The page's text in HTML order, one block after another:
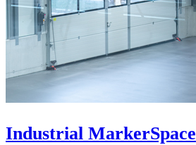
Industrial MarkerSpace